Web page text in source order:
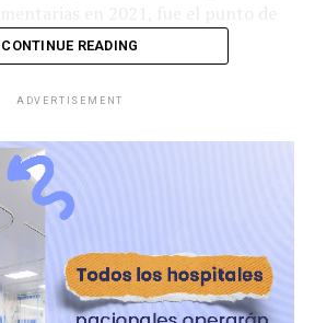
criminales, así como la
Nacional Civil (PNC). Según
«tenía pactos con las
una respuesta efectiva
CONTINUE READING
ADVERTISEMENT